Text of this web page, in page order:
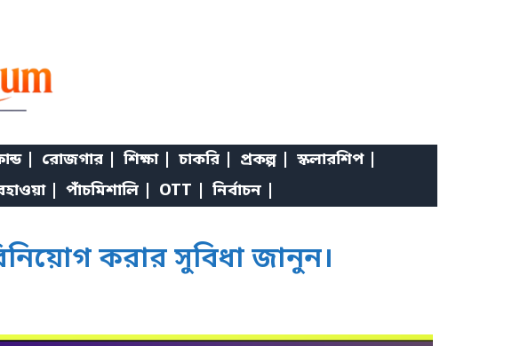
| রোজগার | শিক্ষা | চাকরি | প্রকল্প |
স্কলারশিপ |
| পাঁচমিশালি | OTT | নির্বাচন |
করার সুবিধা জানুন।